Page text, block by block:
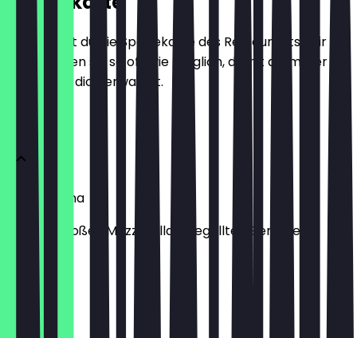
Hier findest du die Speisekarte des Restaurants. Wir
aktualisieren sie so oft wie möglich, damit du immer
weißt, was dich erwartet.
Vegetariana
Tomatensoße | Mozzarella | Gegrilltes Gemüse |
Basilikum
10,00 €